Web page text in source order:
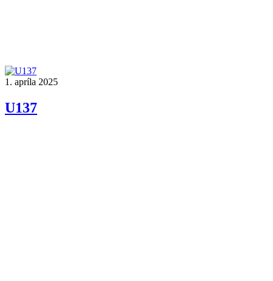
1. apríla 2025
U137